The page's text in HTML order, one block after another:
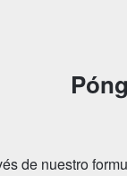
de nuestro